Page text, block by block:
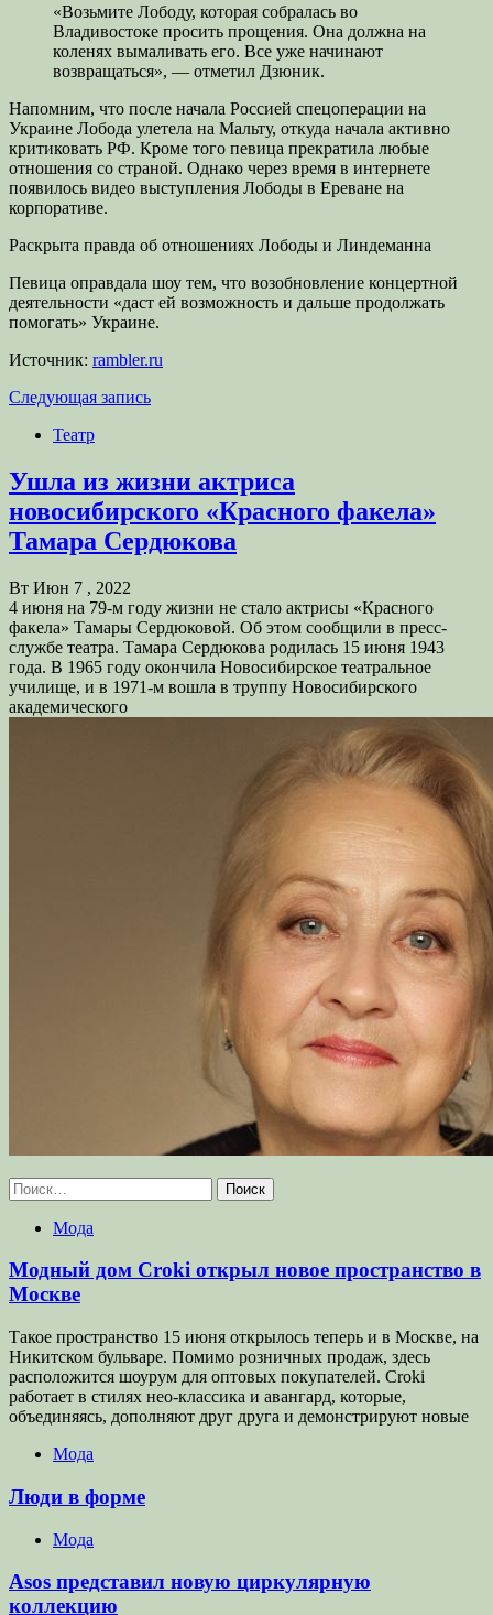
«Возьмите Лободу, которая собралась во
Владивостоке просить прощения. Она должна на
коленях вымаливать его. Все уже начинают
возвращаться», — отметил Дзюник.
Напомним, что после начала Россией спецоперации на
Украине Лобода улетела на Мальту, откуда начала активно
критиковать РФ. Кроме того певица прекратила любые
отношения со страной. Однако через время в интернете
появилось видео выступления Лободы в Ереване на
корпоративе.
Раскрыта правда об отношениях Лободы и Линдеманна
Певица оправдала шоу тем, что возобновление концертной
деятельности «даст ей возможность и дальше продолжать
помогать» Украине.
Источник: rambler.ru
Следующая запись
Театр
Ушла из жизни актриса
новосибирского «Красного факела»
Тамара Сердюкова
Вт Июн 7 , 2022
4 июня на 79-м году жизни не стало актрисы «Красного
факела» Тамары Сердюковой. Об этом сообщили в пресс-
службе театра. Тамара Сердюкова родилась 15 июня 1943
года. В 1965 году окончила Новосибирское театральное
училище, и в 1971-м вошла в труппу Новосибирского
академического
Найти:
Мода
Модный дом Croki открыл новое пространство в
Москве
Такое пространство 15 июня открылось теперь и в Москве, на
Никитском бульваре. Помимо розничных продаж, здесь
расположится шоурум для оптовых покупателей. Croki
работает в стилях нео-классика и авангард, которые,
объединяясь, дополняют друг друга и демонстрируют новые
Мода
Люди в форме
Мода
Asos представил новую циркулярную
коллекцию